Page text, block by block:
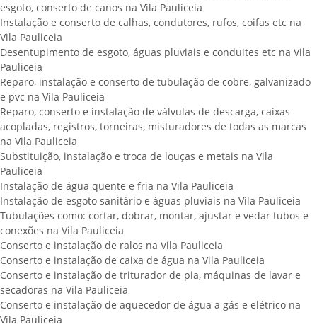
esgoto, conserto de canos na Vila Pauliceia
Instalação e conserto de calhas, condutores, rufos, coifas etc na
Vila Pauliceia
Desentupimento de esgoto, águas pluviais e conduites etc na Vila
Pauliceia
Reparo, instalação e conserto de tubulação de cobre, galvanizado
e pvc na Vila Pauliceia
Reparo, conserto e instalação de válvulas de descarga, caixas
acopladas, registros, torneiras, misturadores de todas as marcas
na Vila Pauliceia
Substituição, instalação e troca de louças e metais na Vila
Pauliceia
Instalação de água quente e fria na Vila Pauliceia
Instalação de esgoto sanitário e águas pluviais na Vila Pauliceia
Tubulações como: cortar, dobrar, montar, ajustar e vedar tubos e
conexões na Vila Pauliceia
Conserto e instalação de ralos na Vila Pauliceia
Conserto e instalação de caixa de água na Vila Pauliceia
Conserto e instalação de triturador de pia, máquinas de lavar e
secadoras na Vila Pauliceia
Conserto e instalação de aquecedor de água a gás e elétrico na
Vila Pauliceia